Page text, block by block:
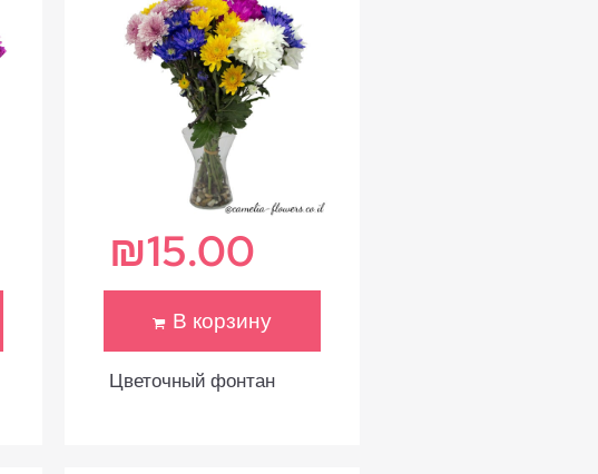
Цветочный фонтан
₪15.00
В корзину